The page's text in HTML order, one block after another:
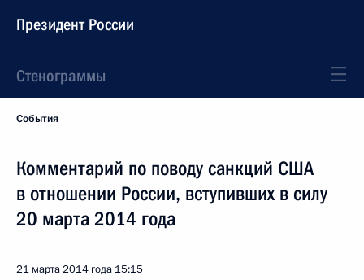
Президент России
Стенограммы
События
Комментарий по поводу санкций США
в отношении России, вступивших в силу
20 марта 2014 года
21 марта 2014 года 15:15